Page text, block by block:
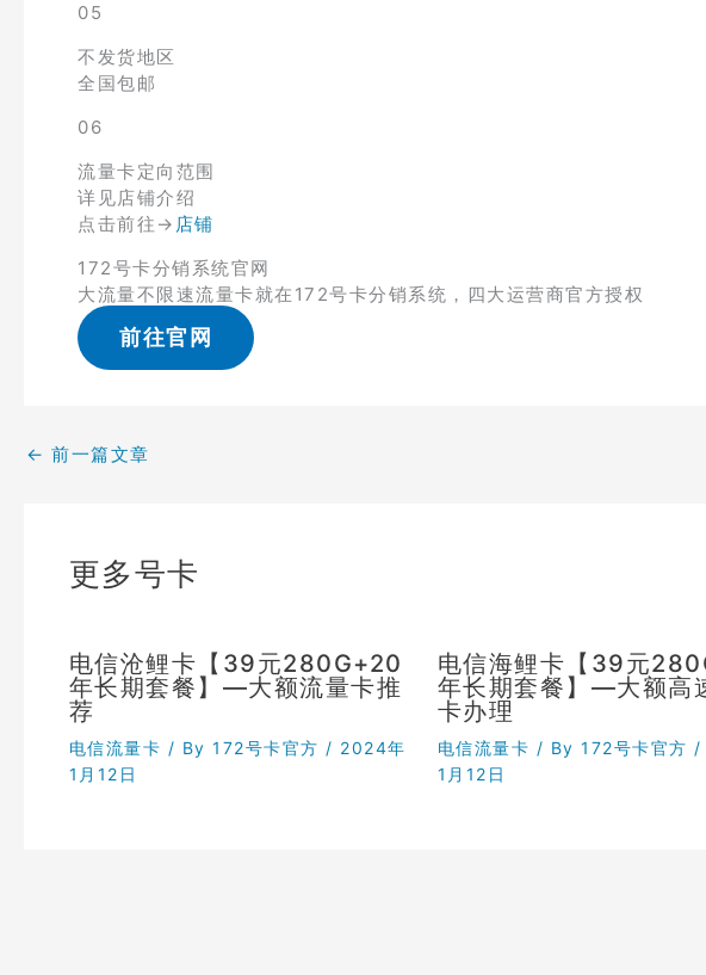
05
不发货地区
全国包邮
06
流量卡定向范围
详见店铺介绍
点击前往→ 店铺
172号卡分销系统官网
大流量不限速流量卡就在172号卡分销系统，四大运营商官方授权
前往官网
← 前一篇文章
更多号卡
电信沧鲤卡【39元280G+20
年长期套餐】—大额流量卡推
荐
电信流量卡 / By 172号卡官方 / 2024年
1月12日
电信海鲤卡【39元
年长期套餐】—大额高
卡办理
电信流量卡 / By172号卡官方 /
1月12日